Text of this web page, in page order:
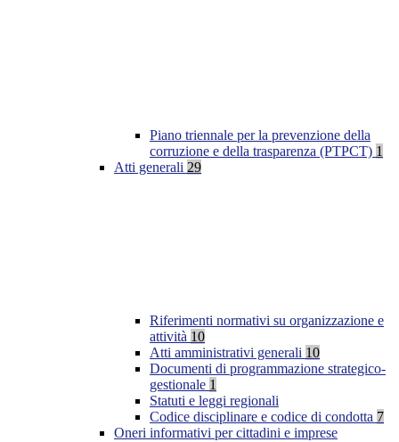
Piano triennale per la prevenzione della
corruzione e della trasparenza (PTPCT) 1
Atti generali 29
Riferimenti normativi su organizzazione e
attività 10
Atti amministrativi generali 10
Documenti di programmazione strategico-
gestionale 1
Statuti e leggi regionali
Codice disciplinare e codice di condotta 7
Oneri informativi per cittadini e imprese